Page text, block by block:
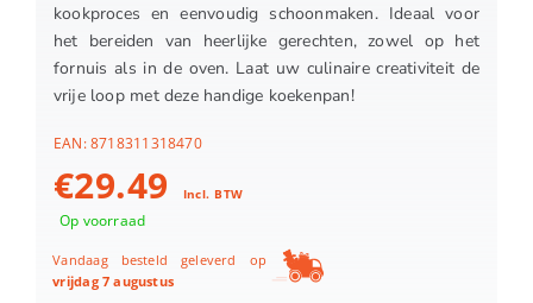
kookproces en eenvoudig schoonmaken. Ideaal voor
het bereiden van heerlijke gerechten, zowel op het
fornuis als in de oven. Laat uw culinaire creativiteit de
vrije loop met deze handige koekenpan!
EAN:8718311318470
€29.49 Incl. BTW
Op voorraad
Vandaag besteld geleverd op
vrijdag 7 augustus